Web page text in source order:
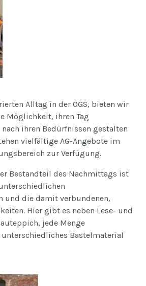
Alltag in der OGS, bieten wir
Möglichkeit, ihren Tag
ihren Bedürfnissen gestalten
vielfältige AG-Angebote im
zur Verfügung.
Bestandteil des Nachmittags ist
und die damit verbundenen,
Hier gibt es neben Lese- und
jede Menge
Bastelmaterial